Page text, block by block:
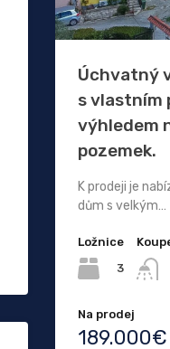
Úchvatný
s vlastním
výhledem
pozemek.
K prodeji je
dům s velkým…
Ložnice
3
Na prodej
189.000€